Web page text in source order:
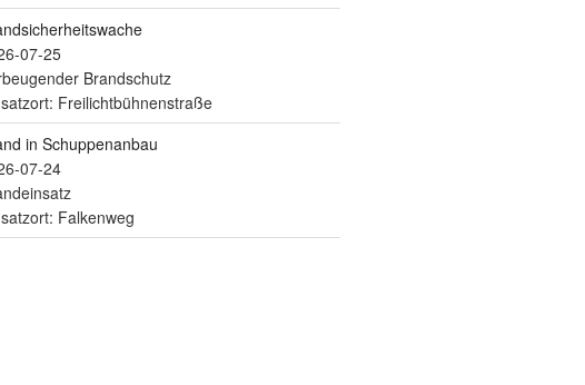
07-25
Brandschutz
Freilichtbühnenstraße
in Schuppenanbau
07-24
Falkenweg